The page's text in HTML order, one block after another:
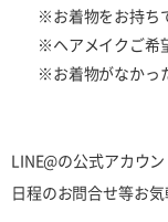
※お着物をお持ち
※ヘアメイクご希
※お着物がなかっ
LINE@の公式アカウン
日程のお問合せ等お気